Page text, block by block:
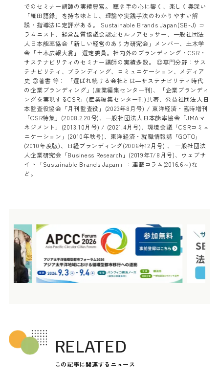
でのセミナー講師の実績豊富。 聴き手の心に響く、楽しく奥深い
「細田語録」を持ち味とし、理論や実践手法のわかりやすい解
説・指導法に定評がある。 Sustainable Brands Japan(SB-J) コ
ラムニスト、経営品質協議会認定セルフアセッサー、一般社団法
人日本能率協会「新しい経営のあり方研究会」メンバー、土木学
会「土木広報大賞」 選定委員。社内外のブランディング・CSR・
サステナビリティのセミナー講師の実績多数。 ◎専門分野：サス
テナビリティ、ブランディング、コミュニケーション、メディア
史 ◎著書 等： 「選ばれ続ける会社とは―サステナビリティ時代
の企業ブランディング」(産業編集センター刊)、「企業ブランディ
ングを実現するCSR」(産業編集センター刊)共著、公益社団法人日
本監査役協会「月刊監査役」(2023年8月号) / 東洋経済・臨時増刊
「CSR特集」(2008.2.20号)、一般社団法人日本能率協会「JMAマ
ネジメント」(2013.10月号) / (2021.4月号)、環境会議「CSRコミュ
ニケーション」(2010年秋号)、東洋経済・就職情報誌「GOTO」
(2010年度版)、日経ブランディング(2006年12月号) 、 一般社団法
人企業研究会「Business Research」(2019年7/8月号)、ウェブサ
イト「Sustainable Brands Japan」：連載コラム(2016.6～)な
ど。
RELATED
この記事に関連するニュース